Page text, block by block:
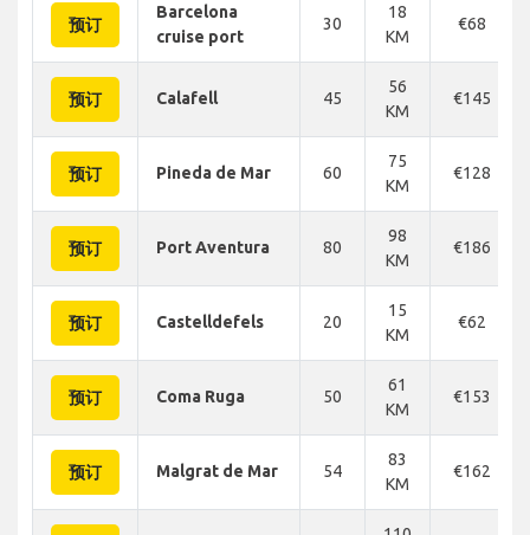
预订
Barcelona
cruise port
30
18
KM
€68
预订 Calafell 45
56
KM
€145
预订 Pineda de Mar 60
75
KM
€128
预订 Port Aventura 80
98
KM
€186
预订 Castelldefels 20
15
KM
€62
预订 Coma Ruga 50
61
KM
€153
预订 Malgrat de Mar 54
83
KM
€162